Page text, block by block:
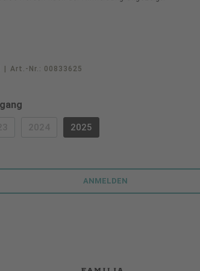
Art.-Nr.: 00833625
(DIESE OPTION IST ZURZEIT NICHT VERFÜGBAR.)
(DIESE OPTION IST ZURZEIT NICHT
2025
ANMELDEN